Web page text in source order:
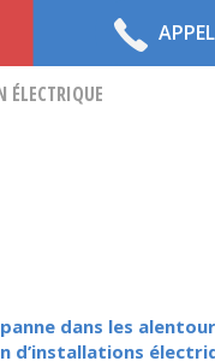
ÉLECTRIQUE
dans les